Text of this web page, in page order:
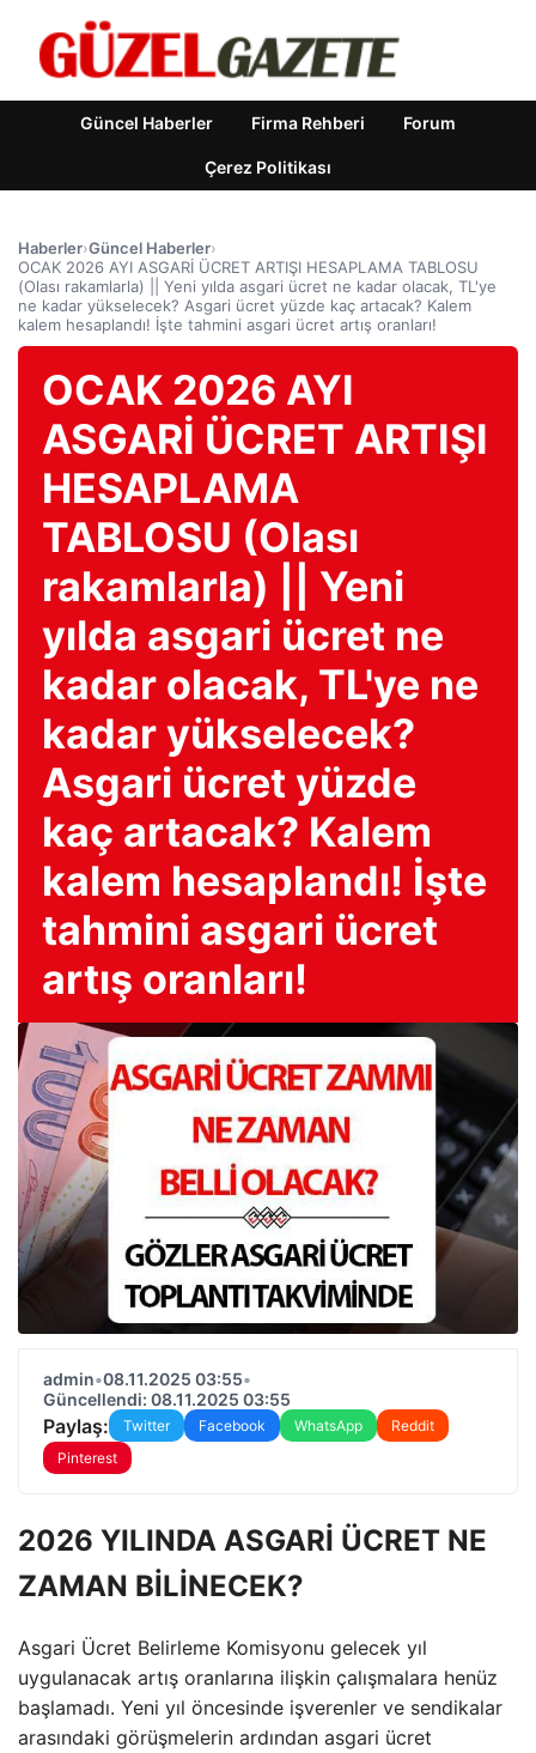
Güncel Haberler Firma Rehberi Forum
Çerez Politikası
Haberler›Güncel Haberler›
OCAK 2026 AYI ASGARİ ÜCRET ARTIŞI HESAPLAMA TABLOSU
(Olası rakamlarla) || Yeni yılda asgari ücret ne kadar olacak, TL'ye
ne kadar yükselecek? Asgari ücret yüzde kaç artacak? Kalem
kalem hesaplandı! İşte tahmini asgari ücret artış oranları!
OCAK 2026 AYI
ASGARİ ÜCRET ARTIŞI
HESAPLAMA
TABLOSU (Olası
rakamlarla) || Yeni
yılda asgari ücret ne
kadar olacak, TL'ye ne
kadar yükselecek?
Asgari ücret yüzde
kaç artacak? Kalem
kalem hesaplandı! İşte
tahmini asgari ücret
artış oranları!
admin•08.11.2025 03:55•
Güncellendi: 08.11.2025 03:55
Paylaş: Twitter Facebook WhatsApp
Reddit
Pinterest
2026 YILINDA ASGARİ ÜCRET NE
ZAMAN BİLİNECEK?
Asgari Ücret Belirleme Komisyonu gelecek yıl
uygulanacak artış oranlarına ilişkin çalışmalara henüz
başlamadı. Yeni yıl öncesinde işverenler ve sendikalar
arasındaki görüşmelerin ardından asgari ücret